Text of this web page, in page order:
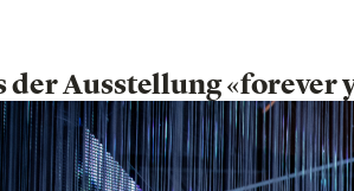
Ausstellung «forever